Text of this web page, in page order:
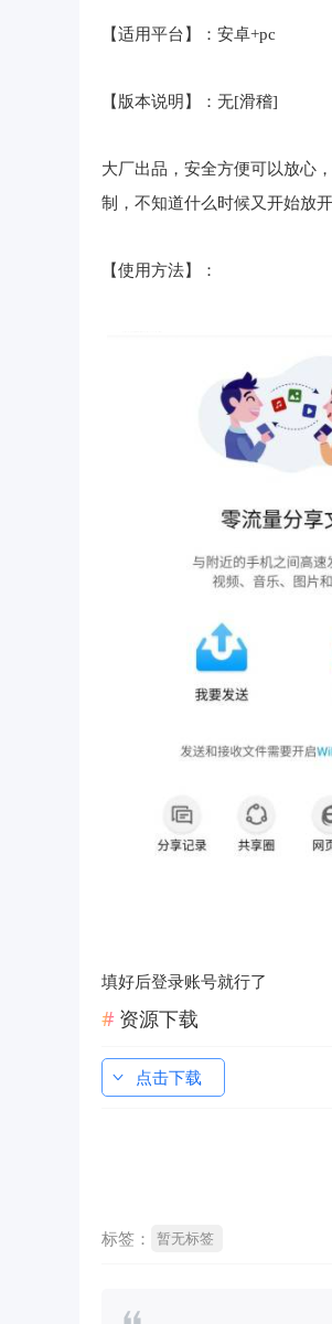
【适用平台】：安卓+pc
【版本说明】：无[滑稽]
大厂出品，安全方便可以放心
制，不知道什么时候又开始放开
【使用方法】：
填好后登录账号就行了
资源下载
点击下载
标签： 暂无标签